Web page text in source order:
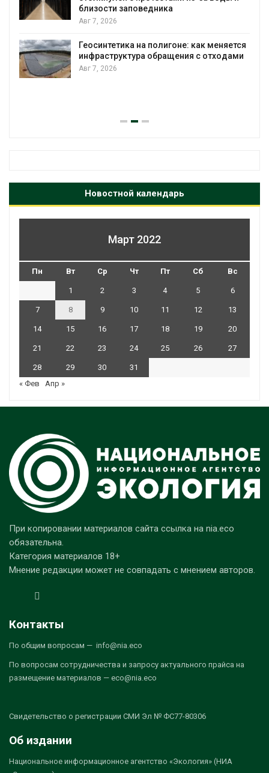
близости заповедника
Авг 7, 2026
Геосинтетика на полигоне: как меняется
инфраструктура обращения с отходами
Авг 7, 2026
Новостной календарь
Март 2022
Пн Вт Ср Чт Пт Сб Вс
1 2 3 4 5 6
7 8 9 10 11 12 13
14 15 16 17 18 19 20
21 22 23 24 25 26 27
28 29 30
31
« Фев
Апр »
При копировании материалов сайта ссылка на nia.eco
обязательна.
Категория материалов 18+
Мнение редакции может не совпадать с мнением авторов.
Контакты
По общим вопросам — info@nia.eco
По вопросам сотрудничества и запросу актуального прайса на
размещение материалов — eco@nia.eco
Свидетельство о регистрации СМИ Эл № ФС77-80306
Об издании
Национальное информационное агентство «Экология» (НИА